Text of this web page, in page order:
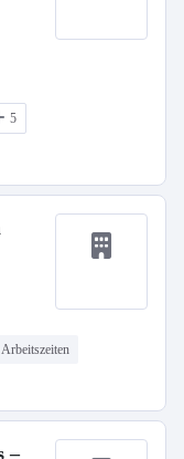
5
–